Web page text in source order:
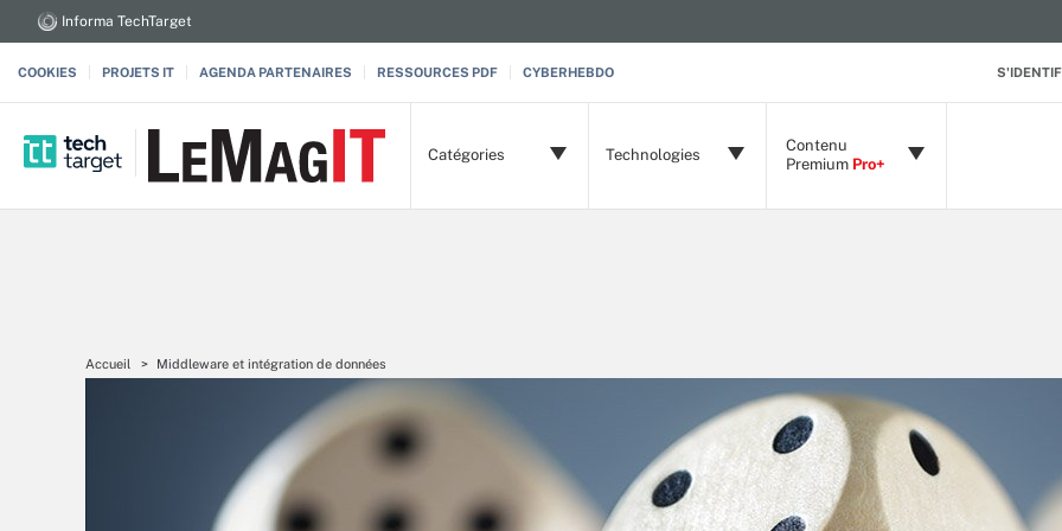
Informa TechTarget
COOKIES PROJETS IT AGENDA PARTENAIRES RESSOURCES PDF CYBERHEBDO
Catégories Technologies
Contenu
Premium Pro+
Accueil Middleware et intégration de données